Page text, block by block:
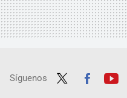
Síguenos